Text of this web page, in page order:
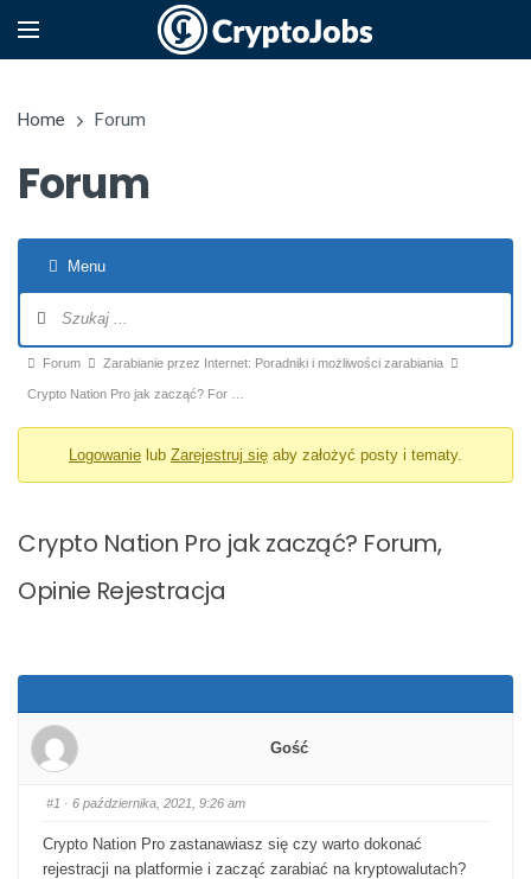
Home Forum
Forum
Menu
Ścieżka forum - jesteś tutaj:
Forum Zarabianie przez Internet: Poradniki i możliwości zarabiania
Crypto Nation Pro jak zacząć? For …
Logowanie lub Zarejestruj się aby założyć posty i tematy.
Crypto Nation Pro jak zacząć? Forum,
Opinie Rejestracja
Gość
#1 · 6 października, 2021, 9:26 am
Crypto Nation Pro zastanawiasz się czy warto dokonać
rejestracji na platformie i zacząć zarabiać na kryptowalutach?